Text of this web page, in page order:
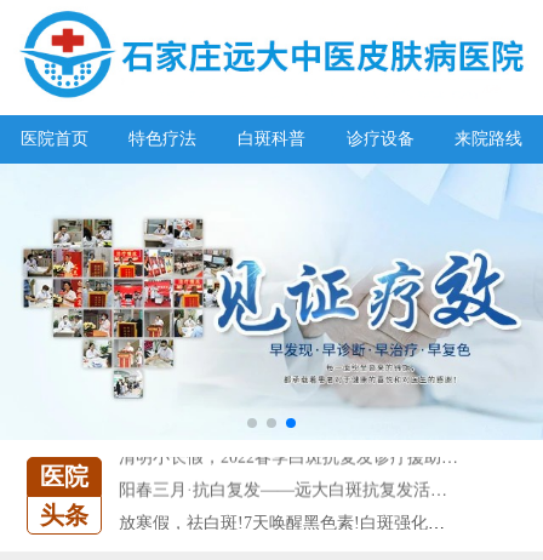
医院首页 特色疗法 白斑科普 诊疗设备 来院路线
医院
头条
7天唤醒黑色素，寒假不留白 体面迎新年!
特邀原清华大学第一附属医院皮肤科主任28-29日来院会诊
预约从速!远大白转黑分享活动即将开幕!特邀北京专家来院坐诊!
恭贺伍德镜检查系统成功落户!暑期超强福利点击领取!
【世界白癜风日】白斑0元普查，更有多重福利千万别错过!
欢乐六一 “粽”享端午——彩绘童画世界 留住美丽瞬间